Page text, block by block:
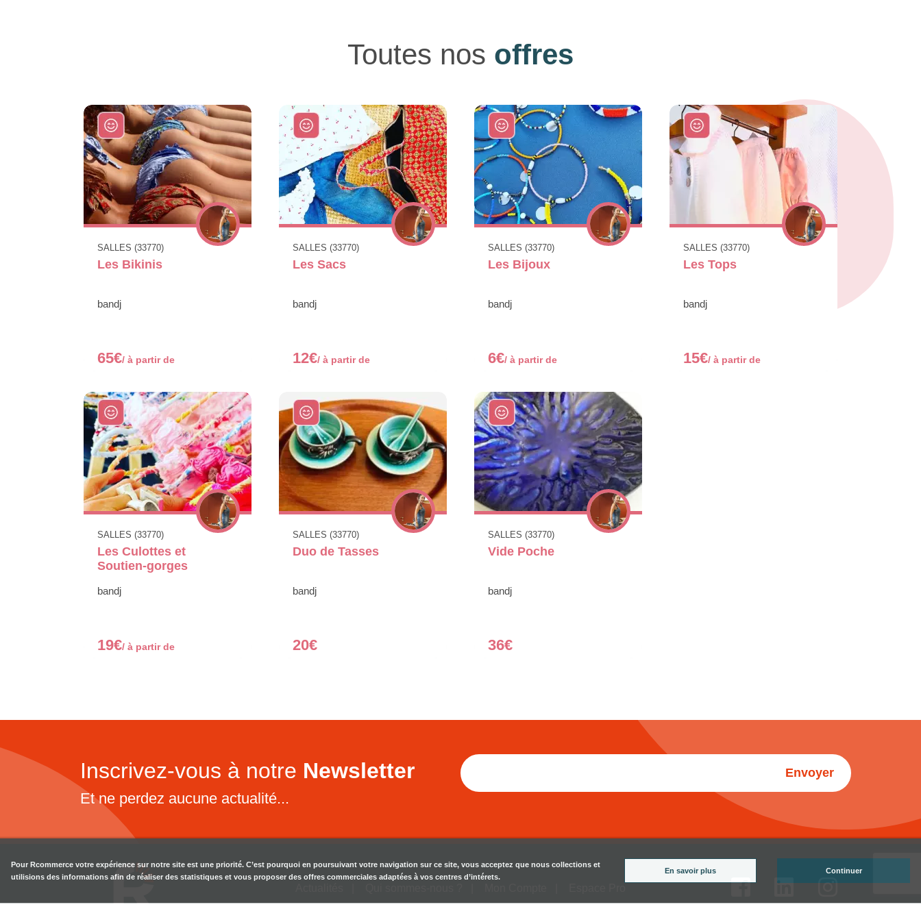
Toutes nos offres
SALLES (33770)
Les Bikinis
bandj
65€/ à partir de
SALLES (33770)
Les Sacs
bandj
12€/ à partir de
SALLES (33770)
Les Bijoux
bandj
6€/ à partir de
SALLES (33770)
Les Tops
bandj
15€/ à partir de
SALLES (33770)
Les Culottes et
Soutien-gorges
bandj
19€/ à partir de
SALLES (33770)
Duo de Tasses
bandj
20€
SALLES (33770)
Vide Poche
bandj
36€
Inscrivez-vous à notre Newsletter
Et ne perdez aucune actualité...
Envoyer
Pour Rcommerce votre expérience sur notre site est une priorité. C’est pourquoi en poursuivant votre navigation sur ce site, vous acceptez que nous collections et
utilisions des informations afin de réaliser des statistiques et vous proposer des offres commerciales adaptées à vos centres d’intérets.
En savoir plus Continuer